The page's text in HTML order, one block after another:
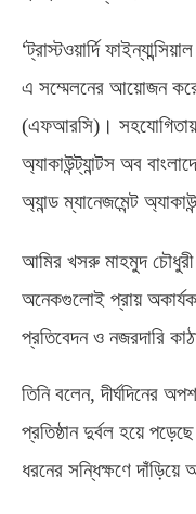
‘ট্রাস্টওয়ার্দি
এ সম্মেলনের আয়োজন করে
(এফআরসি) ।
অ্যাকাউন্ট্যান্টস অব
অ্যান্ড ম্যানেজমেন্ট
আমির খসরু মাহমুদ
অনেকগুলোই প্রায়
প্রতিবেদন ও নজরদারি
তিনি বলেন,দীর্ঘদিনের
প্রতিষ্ঠান দুর্বল হয়ে
ধরনের সন্ধিক্ষণে দাঁড়িয়ে